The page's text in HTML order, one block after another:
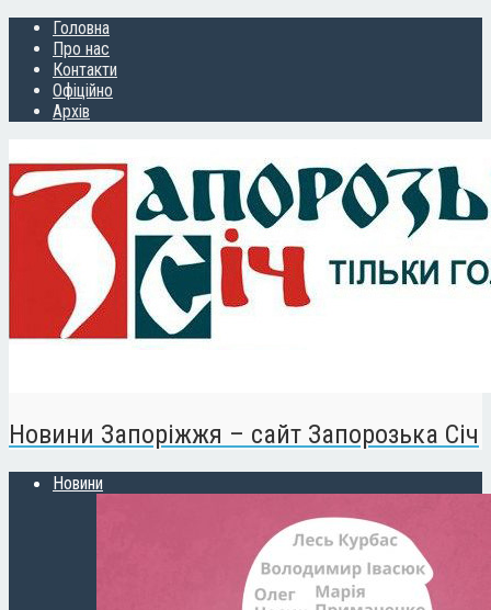
Головна
Про нас
Контакти
Офіційно
Архів
Новини Запоріжжя – сайт Запорозька Січ
Новини